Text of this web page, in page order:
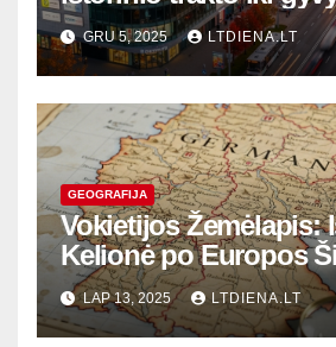
miesto arterijos
GRU 5, 2025 LTDIENA.LT
GEOGRAFIJA
Vokietijos Žemėlapis:
Kelionė po Europos
Alpių iki Jūros
LAP 13, 2025 LTDIENA.LT